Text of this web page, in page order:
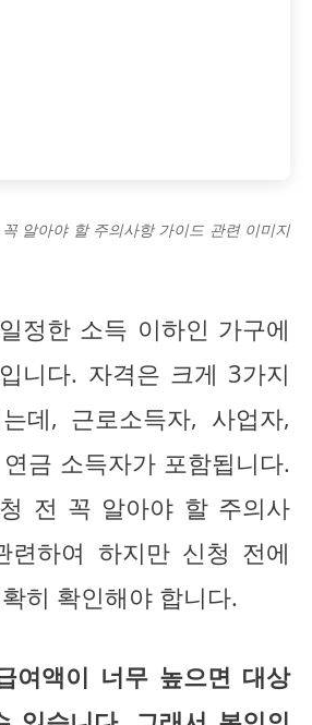
알아야 할 주의사항 가이드 관련 이미지
정한 소득 이하인 가구에
니다. 자격은 크게 3가지
데, 근로소득자, 사업자,
금 소득자가 포함됩니다.
전 꼭 알아야 할 주의사
련하여 하지만 신청 전에
히 확인해야 합니다.
여액이 너무 높으면 대상